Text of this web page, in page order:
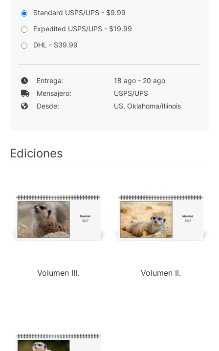
Standard USPS/UPS - $9.99
Expedited USPS/UPS - $19.99
DHL - $39.99
Entrega:
18 ago - 20 ago
Mensajero:
USPS/UPS
Desde:
US, Oklahoma/Illinois
Ediciones
Volumen III. Volumen II.